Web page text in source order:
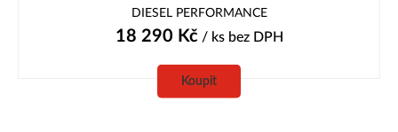
DIESEL PERFORMANCE
18 290 Kč/ ks bez DPH
Koupit